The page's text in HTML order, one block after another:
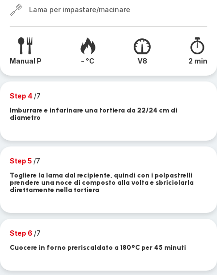
Lama per impastare/macinare
Manual P - °C V8 2 min
Step 4 /7
Imburrare e infarinare una tortiera da 22/24 cm di
diametro
Step 5 /7
Togliere la lama dal recipiente, quindi con i polpastrelli
prendere una noce di composto alla volta e sbriciolarla
direttamente nella tortiera
Step 6 /7
Cuocere in forno preriscaldato a 180°C per 45 minuti